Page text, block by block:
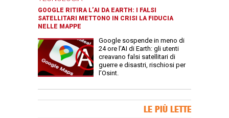
GOOGLE RITIRA L’AI DA EARTH: I FALSI
SATELLITARI METTONO IN CRISI LA FIDUCIA
NELLE MAPPE
Google sospende in meno di
24 ore l’AI di Earth: gli utenti
creavano falsi satellitari di
guerre e disastri, rischiosi per
l’Osint.
LE PIÙ LETTE